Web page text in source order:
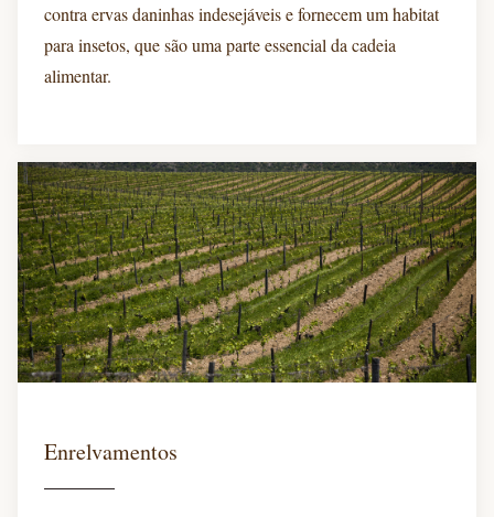
contra ervas daninhas indesejáveis e fornecem um habitat
para insetos, que são uma parte essencial da cadeia
alimentar.
Enrelvamentos